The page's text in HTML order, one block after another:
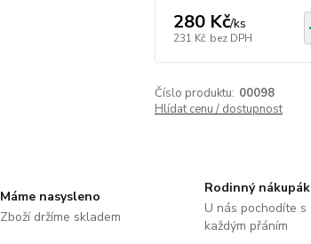
280 Kč/ks
231 Kč bez DPH
Číslo produktu: 00098
Hlídat cenu / dostupnost
Máme nasysleno
Zboží držíme skladem
Rodinný nákupák
U nás pochodíte s
každým přáním